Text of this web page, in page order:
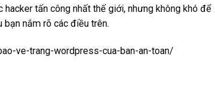
tấn công nhất thế giới, nhưng không khó để
bạn nắm rõ các điều trên.
ve-trang-wordpress-cua-ban-an-toan/